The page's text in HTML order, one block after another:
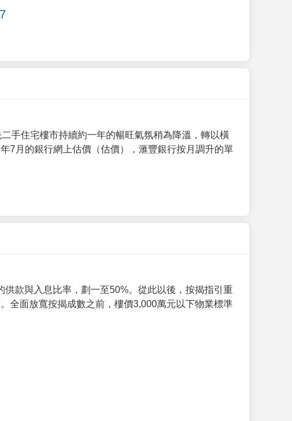
手住宅樓市持續約一年的暢旺氣氛稍為降溫，轉以橫
7月的銀行網上估價（估價），滙豐銀行按月調升的單
款與入息比率，劃一至50%。從此以後，按揭指引重
全面放寬按揭成數之前，樓價3,000萬元以下物業標準